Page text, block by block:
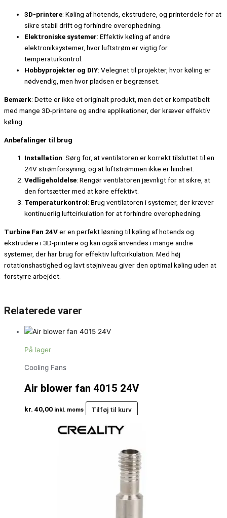
3D-printere: Køling af hotends, ekstrudere, og printerdele for at
sikre stabil drift og forhindre overophedning.
Elektroniske systemer: Effektiv køling af andre
elektroniksystemer, hvor luftstrøm er vigtig for
temperaturkontrol.
Hobbyprojekter og DIY: Velegnet til projekter, hvor køling er
nødvendig, men hvor pladsen er begrænset.
Bemærk: Dette er ikke et originalt produkt, men det er kompatibelt
med mange 3D-printere og andre applikationer, der kræver effektiv
køling.
Anbefalinger til brug
Installation: Sørg for, at ventilatoren er korrekt tilsluttet til en
24V strømforsyning, og at luftstrømmen ikke er hindret.
Vedligeholdelse: Rengør ventilatoren jævnligt for at sikre, at
den fortsætter med at køre effektivt.
Temperaturkontrol: Brug ventilatoren i systemer, der kræver
kontinuerlig luftcirkulation for at forhindre overophedning.
Turbine Fan 24Ver en perfekt løsning til køling af hotends og
ekstrudere i 3D-printere og kan også anvendes i mange andre
systemer, der har brug for effektiv luftcirkulation. Med høj
rotationshastighed og lavt støjniveau giver den optimal køling uden at
forstyrre arbejdet.
Relaterede varer
På lager
Cooling Fans
Air blower fan 4015 24V
kr. 40,00 inkl. moms Tilføj til kurv